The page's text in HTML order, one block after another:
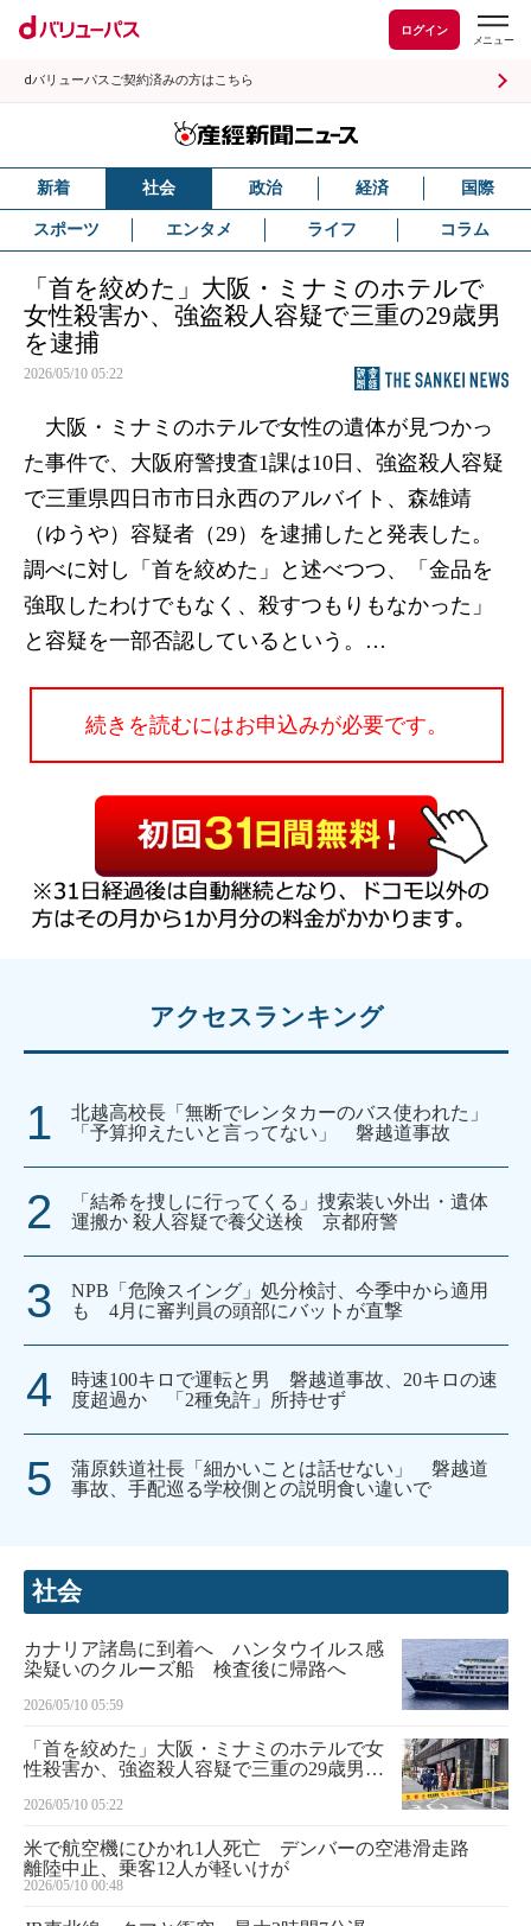
ログイン
dバリューパスご契約済みの方はこちら
新着 社会 政治 経済 国際
スポーツ エンタメ ライフ コラム
「首を絞めた」大阪・ミナミのホテルで
女性殺害か、強盗殺人容疑で三重の29歳男
を逮捕
2026/05/10 05:22
大阪・ミナミのホテルで女性の遺体が見つかっ
た事件で、大阪府警捜査1課は10日、強盗殺人容疑
で三重県四日市市日永西のアルバイト、森雄靖
（ゆうや）容疑者（29）を逮捕したと発表した。
調べに対し「首を絞めた」と述べつつ、「金品を
強取したわけでもなく、殺すつもりもなかった」
と容疑を一部否認しているという。…
続きを読むにはお申込みが必要です。
アクセスランキング
北越高校長「無断でレンタカーのバス使われた」
「予算抑えたいと言ってない」 磐越道事故
「結希を捜しに行ってくる」捜索装い外出・遺体
運搬か 殺人容疑で養父送検 京都府警
NPB「危険スイング」処分検討、今季中から適用
も 4月に審判員の頭部にバットが直撃
時速100キロで運転と男 磐越道事故、20キロの速
度超過か 「2種免許」所持せず
蒲原鉄道社長「細かいことは話せない」 磐越道
事故、手配巡る学校側との説明食い違いで
社会
カナリア諸島に到着へ ハンタウイルス感
染疑いのクルーズ船 検査後に帰路へ
2026/05/10 05:59
「首を絞めた」大阪・ミナミのホテルで女
性殺害か、強盗殺人容疑で三重の29歳男を
2026/05/10 05:22
米で航空機にひかれ1人死亡 デンバーの空港滑走路
離陸中止、乗客12人が軽いけが
2026/05/10 00:48